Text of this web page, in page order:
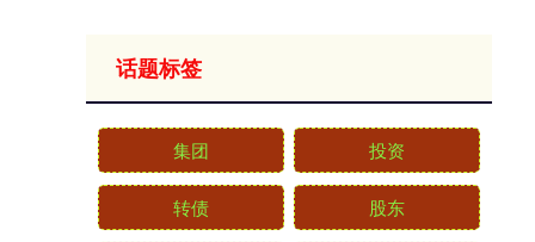
话题标签
集团 投资
转债 股东